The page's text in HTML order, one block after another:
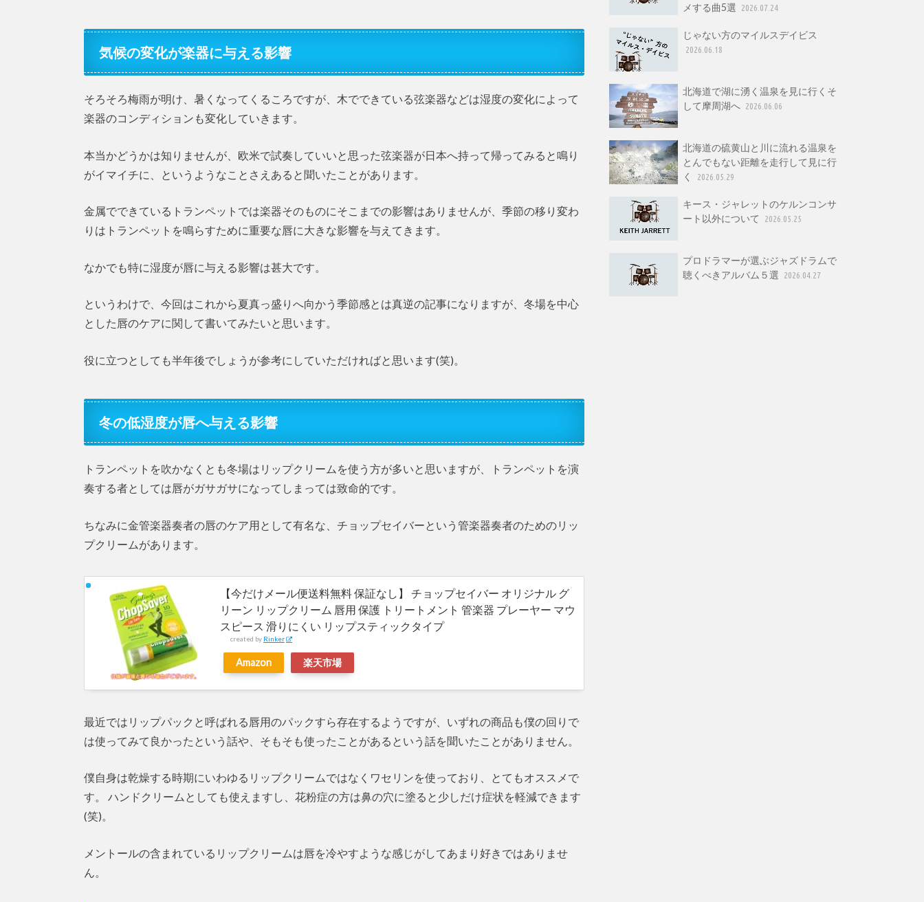
気候の変化が楽器に与える影響
そろそろ梅雨が明け、暑くなってくるころですが、木でできている弦楽器などは湿度の変化によって
楽器のコンディションも変化していきます。
本当かどうかは知りませんが、欧米で試奏していいと思った弦楽器が日本へ持って帰ってみると鳴り
がイマイチに、というようなことさえあると聞いたことがあります。
金属でできているトランペットでは楽器そのものにそこまでの影響はありませんが、季節の移り変わ
りはトランペットを鳴らすために重要な唇に大きな影響を与えてきます。
なかでも特に湿度が唇に与える影響は甚大です。
というわけで、今回はこれから夏真っ盛りへ向かう季節感とは真逆の記事になりますが、冬場を中心
とした唇のケアに関して書いてみたいと思います。
役に立つとしても半年後でしょうが参考にしていただければと思います(笑)。
冬の低湿度が唇へ与える影響
トランペットを吹かなくとも冬場はリップクリームを使う方が多いと思いますが、トランペットを演
奏する者としては唇がガサガサになってしまっては致命的です。
ちなみに金管楽器奏者の唇のケア用として有名な、チョップセイバーという管楽器奏者のためのリッ
プクリームがあります。
【今だけメール便送料無料 保証なし】 チョップセイバー オリジナル グ
リーン リップクリーム 唇用 保護 トリートメント 管楽器 プレーヤー マウ
スピース 滑りにくい リップスティックタイプ
created by Rinker
Amazon 楽天市場
最近ではリップパックと呼ばれる唇用のパックすら存在するようですが、いずれの商品も僕の回りで
は使ってみて良かったという話や、そもそも使ったことがあるという話を聞いたことがありません。
僕自身は乾燥する時期にいわゆるリップクリームではなくワセリンを使っており、とてもオススメで
す。 ハンドクリームとしても使えますし、花粉症の方は鼻の穴に塗ると少しだけ症状を軽減できます
(笑)。
メントールの含まれているリップクリームは唇を冷やすような感じがしてあまり好きではありませ
ん。
メする曲5選
2026.07.24
じゃない方のマイルスデイビス
2026.06.18
北海道で湖に湧く温泉を見に行くそ
して摩周湖へ 2026.06.06
北海道の硫黄山と川に流れる温泉を
とんでもない距離を走行して見に行
く
2026.05.29
キース・ジャレットのケルンコンサ
ート以外について
2026.05.25
プロドラマーが選ぶジャズドラムで
聴くべきアルバム５選
2026.04.27